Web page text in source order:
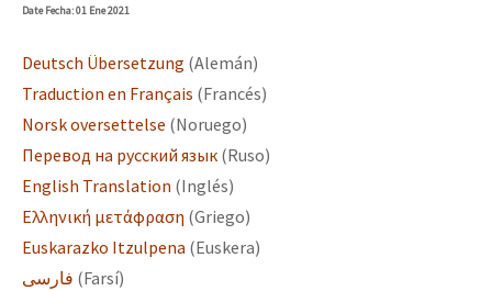
DateFecha: 01 Ene 2021
Deutsch Übersetzung (Alemán)
Traduction en Français (Francés)
Norsk oversettelse (Noruego)
Перевод на русский язык (Ruso)
English Translation (Inglés)
Ελληνική μετάφραση (Griego)
Euskarazko Itzulpena (Euskera)
فارسی (Farsí)